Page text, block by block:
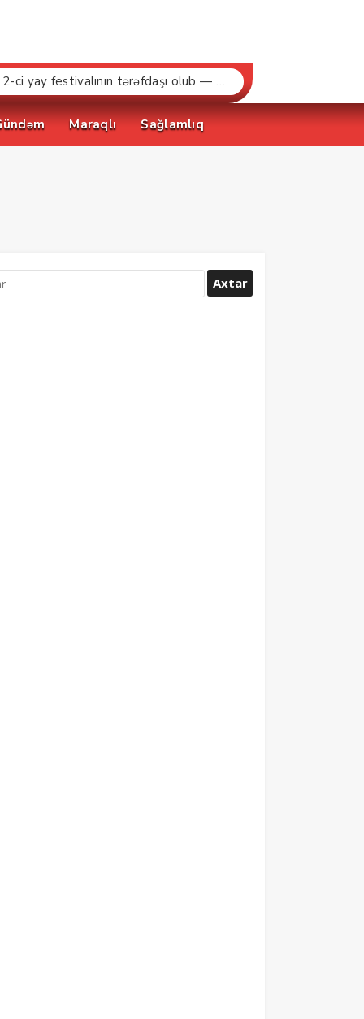
“Bakcell» və Gənclər Fondu «İnnovasiya və Süni İntellekt» üzrə təqaüd proqramının qalibləri ilə görüş keçirib
Maraqlı Sağlamlıq